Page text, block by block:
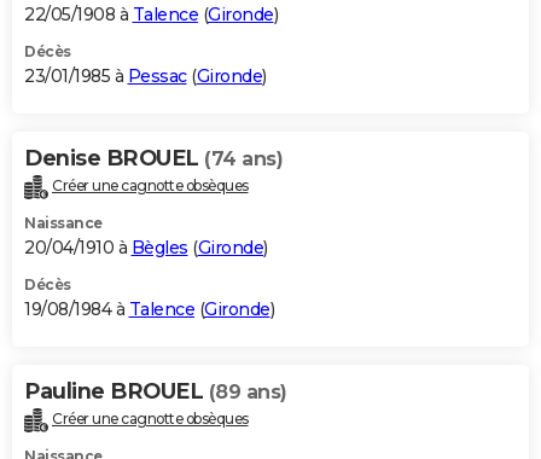
22/05/1908 à Talence (Gironde)
Décès
23/01/1985 à Pessac(Gironde)
Denise BROUEL (74 ans)
Créer une cagnotte obsèques
Naissance
20/04/1910 à Bègles (Gironde)
Décès
19/08/1984 à Talence (Gironde)
Pauline BROUEL (89 ans)
Créer une cagnotte obsèques